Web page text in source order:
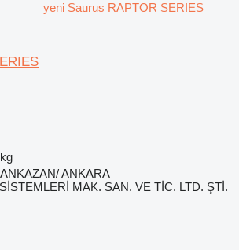
yeni Saurus RAPTOR SERIES
ANKARA
MAK. SAN. VE TİC. LTD. ŞTİ.